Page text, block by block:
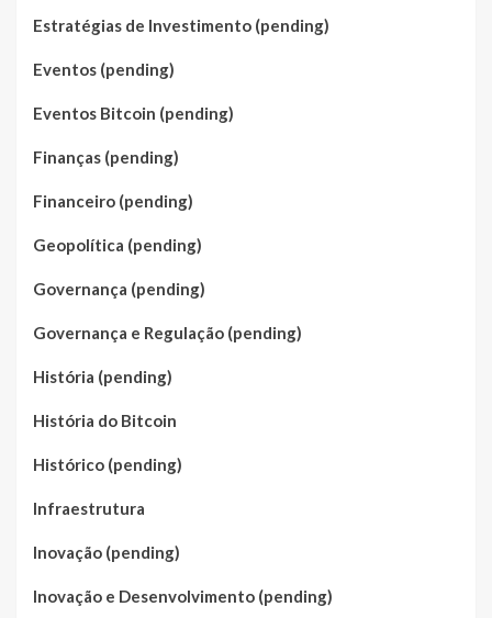
Estratégias de Investimento (pending)
Eventos (pending)
Eventos Bitcoin (pending)
Finanças (pending)
Financeiro (pending)
Geopolítica (pending)
Governança (pending)
Governança e Regulação (pending)
História (pending)
História do Bitcoin
Histórico (pending)
Infraestrutura
Inovação (pending)
Inovação e Desenvolvimento (pending)